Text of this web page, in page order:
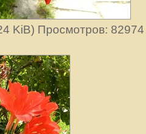
KiB) Просмотров: 82974